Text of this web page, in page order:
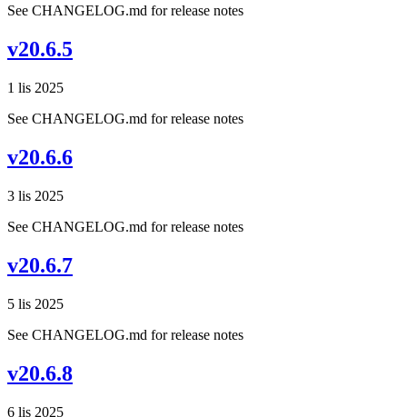
See CHANGELOG.md for release notes
v20.6.5
1 lis 2025
See CHANGELOG.md for release notes
v20.6.6
3 lis 2025
See CHANGELOG.md for release notes
v20.6.7
5 lis 2025
See CHANGELOG.md for release notes
v20.6.8
6 lis 2025